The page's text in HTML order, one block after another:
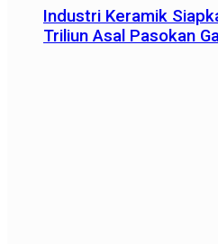
Industri Keramik
Triliun Asal Pasokan